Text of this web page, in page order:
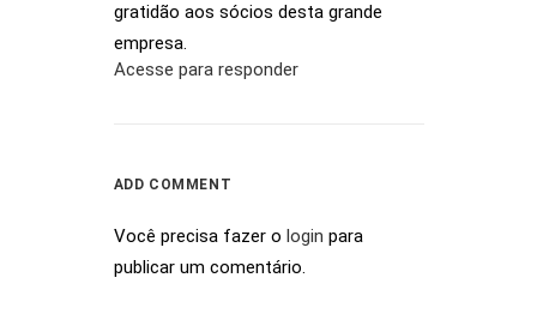
gratidão aos sócios desta grande
empresa.
Acesse para responder
ADD COMMENT
Você precisa fazer o login para
publicar um comentário.